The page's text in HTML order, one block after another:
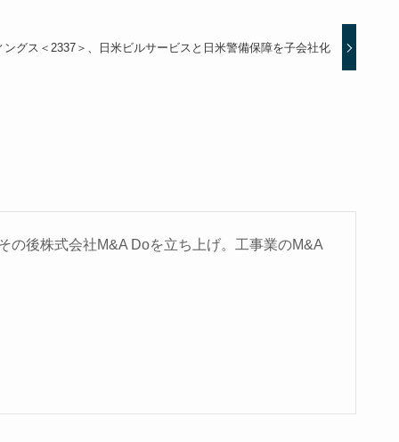
グス＜2337＞、日米ビルサービスと日米警備保障を子会社化
の後株式会社M&A Doを立ち上げ。工事業のM&A